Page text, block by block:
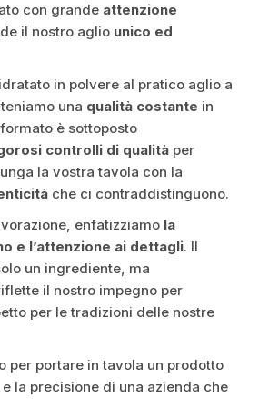
con grande attenzione
il nostro aglio unico ed
in polvere al pratico aglio a
una qualità costante in
è sottoposto
controlli di qualità per
la vostra tavola con la
che ci contraddistinguono.
enfatizziamo la
e l’attenzione ai dettagli. Il
un ingrediente, ma
il nostro impegno per
per le tradizioni delle nostre
per portare in tavola un prodotto
la precisione di una azienda che